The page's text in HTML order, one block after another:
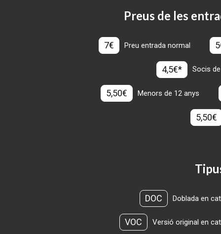
Preus de les
7€ Preu entrada normal
4,5€* Socis
5,50€ Menors de 12 anys
5,50€
DOC Doblada en
VOC Versió original en